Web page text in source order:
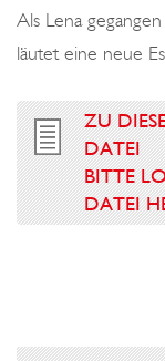
Als Lena
läutet eine neue
ZU
DATEI
BITTE
DATEI